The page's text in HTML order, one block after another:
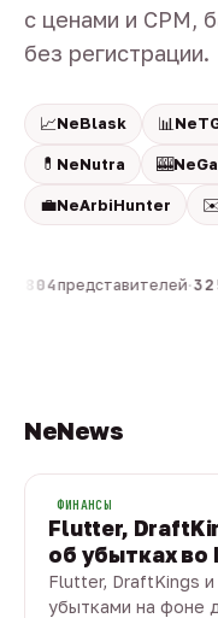
с ценами и CPM,
без регистрации.
📈NeBlask 📊
💊 NeNutra 🎰
💼NeArbiHunter
804представителей·325
NeNews
ФИНАНСЫ
Flutter,
об убытках во
Flutter, DraftKings и
убытками на фоне